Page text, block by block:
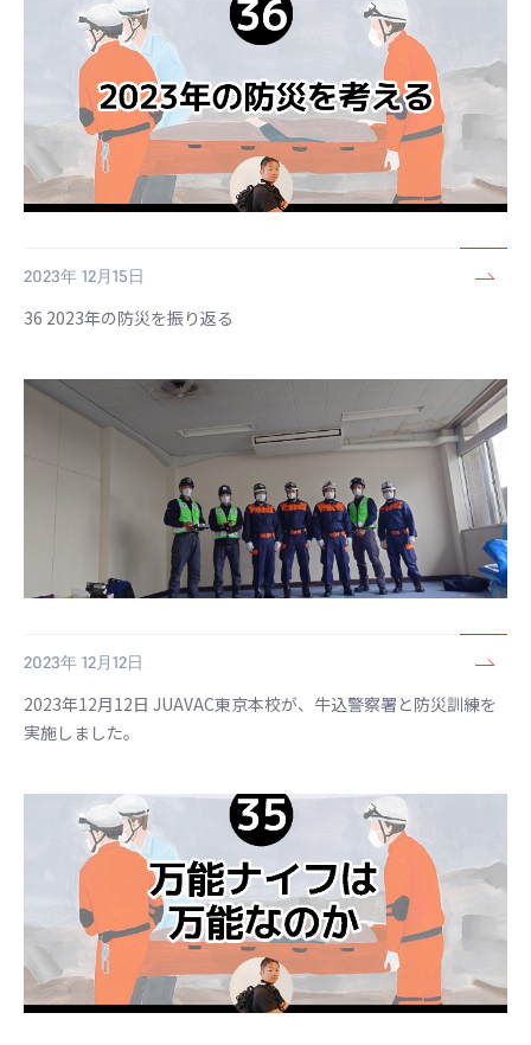
2023年 12月15日
36 2023年の防災を振り返る
2023年 12月12日
2023年12月12日 JUAVAC東京本校が、牛込警察署と防災訓練を
実施しました。